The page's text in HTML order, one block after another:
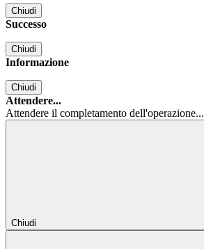
Chiudi
Successo
Chiudi
Informazione
Chiudi
Attendere...
Attendere il completamento dell'operazione...
Chiudi